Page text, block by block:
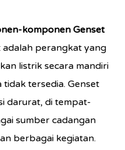
komponen Genset
perangkat yang
listrik secara mandiri
tersedia. Genset
darurat, di tempat-
sumber cadangan
berbagai kegiatan.